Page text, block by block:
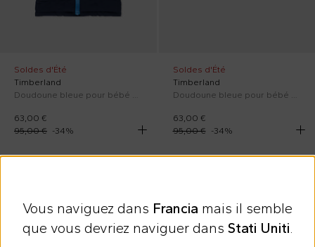
Soldes d'Été
Timberland
63,00 €
95,00 € -34%
Soldes d'Été
Timberland
63,00 €
95,00 €
-34%
Vous naviguez dans Francia mais il semble
que vous devriez naviguer dans Stati Uniti